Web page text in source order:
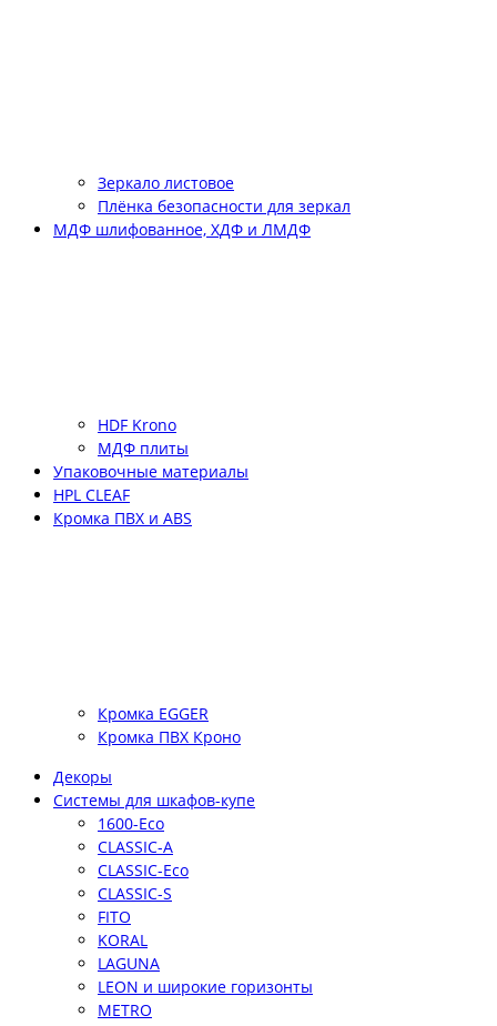
Зеркало листовое
Плёнка безопасности для зеркал
МДФ шлифованное, ХДФ и ЛМДФ
HDF Krono
МДФ плиты
Упаковочные материалы
HPL CLEAF
Кромка ПВХ и ABS
Кромка EGGER
Кромка ПВХ Кроно
Декоры
Системы для шкафов-купе
1600-Eco
CLASSIC-A
CLASSIC-Eco
CLASSIC-S
FITO
KORAL
LAGUNA
LEON и широкие горизонты
METRO